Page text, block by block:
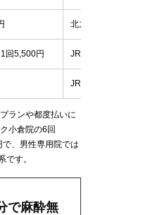
北九州モノレール旦過
回5,500円 JR小倉駅圏（魚町）
JR小倉駅圏（浅野）
ランや都度払いに
小倉院の6回
、男性専用院では
す。
で麻酔無